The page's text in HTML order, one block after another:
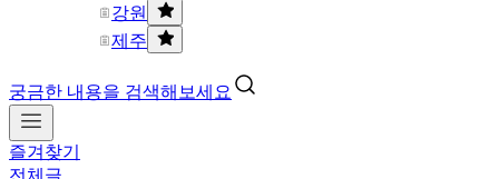
강원
제주
궁금한 내용을 검색해보세요
즐겨찾기
전체글